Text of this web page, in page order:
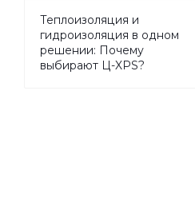
Теплоизоляция и
гидроизоляция в одном
решении: Почему
выбирают Ц-XPS?